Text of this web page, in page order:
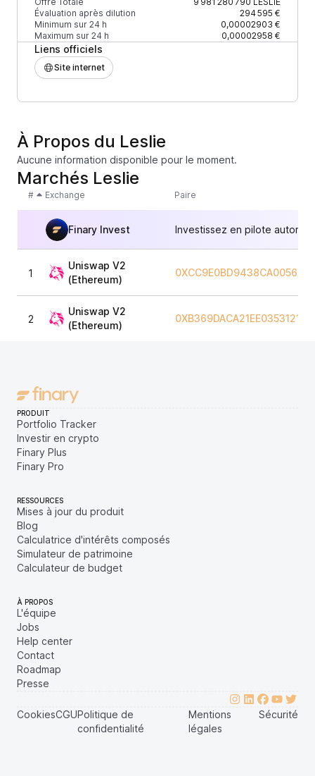
Évaluation après dilution
294 595 €
Minimum sur 24 h
0,00002903 €
Maximum sur 24 h
0,00002958 €
Liens officiels
Site internet
À Propos du Leslie
Aucune information disponible pour le moment.
Marchés Leslie
# Exchange Paire
Finary Invest Investissez en pilote
1
Uniswap V2
(Ethereum)
2
Uniswap V2
(Ethereum)
PRODUIT
Portfolio Tracker
Investir en crypto
Finary Plus
Finary Pro
RESSOURCES
Mises à jour du produit
Blog
Calculatrice d'intérêts composés
Simulateur de patrimoine
Calculateur de budget
À PROPOS
L'équipe
Jobs
Help center
Contact
Roadmap
Presse
CookiesCGUPolitique de
confidentialité
Mentions
légales
Sécurité